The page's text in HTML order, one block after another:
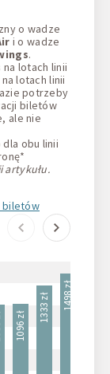
o wadze
i o wadze
.
na lotach linii
na lotach linii
potrzeby
biletów
ale nie
dla obu linii
artykułu.
biletów
Poznań –
i
1096 zł
1333 zł 1498 zł